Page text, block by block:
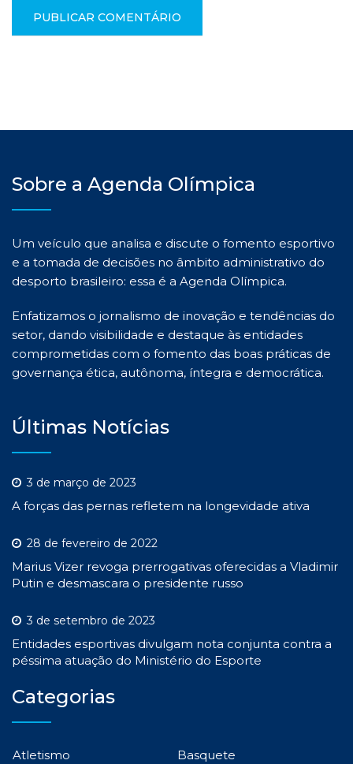
Sobre a Agenda Olímpica
Um veículo que analisa e discute o fomento esportivo
e a tomada de decisões no âmbito administrativo do
desporto brasileiro: essa é a Agenda Olímpica.
Enfatizamos o jornalismo de inovação e tendências do
setor, dando visibilidade e destaque às entidades
comprometidas com o fomento das boas práticas de
governança ética, autônoma, íntegra e democrática.
Últimas Notícias
3 de março de 2023
A forças das pernas refletem na longevidade ativa
28 de fevereiro de 2022
Marius Vizer revoga prerrogativas oferecidas a Vladimir
Putin e desmascara o presidente russo
3 de setembro de 2023
Entidades esportivas divulgam nota conjunta contra a
péssima atuação do Ministério do Esporte
Categorias
Atletismo
Basquete